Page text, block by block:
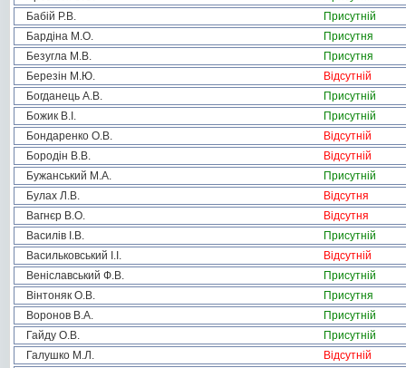
Бабій Р.В.
Присутній
Бардіна М.О.
Присутня
Безугла М.В.
Присутня
Березін М.Ю.
Відсутній
Богданець А.В.
Присутній
Божик В.І.
Присутній
Бондаренко О.В.
Відсутній
Бородін В.В.
Відсутній
Бужанський М.А.
Присутній
Булах Л.В.
Відсутня
Вагнєр В.О.
Відсутня
Василів І.В.
Присутній
Васильковський І.І.
Відсутній
Веніславський Ф.В.
Присутній
Вінтоняк О.В.
Присутня
Воронов В.А.
Присутній
Гайду О.В.
Присутній
Галушко М.Л.
Відсутній